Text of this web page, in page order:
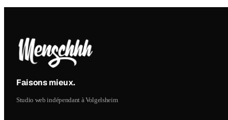
Faisons mieux.
Studio web indépendant à Volgelsheim